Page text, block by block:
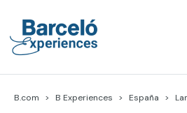
content
B.com B Experiences España